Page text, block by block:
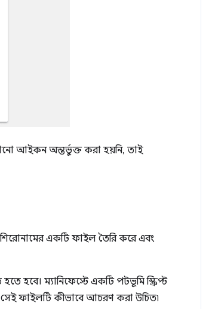
আইকন অন্তর্ভুক্ত করা হয়নি, তাই
শিরোনামের একটি ফাইল তৈরি করে এবং
হবে। ম্যানিফেস্টে একটি পটভূমি স্ক্রিপ্ট
ফাইলটি কীভাবে আচরণ করা উচিত৷